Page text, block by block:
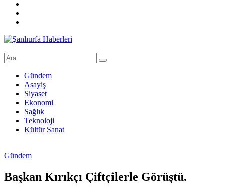
Şanlıurfa
Dakika
Şanlıurfa
Haberleri
Gündem
Asayiş
Siyaset
Ekonomi
Sağlık
Teknoloji
Kültür Sanat
Gündem
Başkan Kırıkçı Çiftçilerle Görüştü.